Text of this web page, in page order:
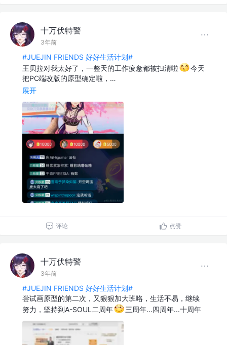
十万伏特警
3年前
#JUEJIN FRIENDS 好好生活计划#
王贝拉对我太好了，一整天的工作疲惫都被扫清啦
今天
把PC端改版的原型确定啦，…
展开
评论 点赞
十万伏特警
3年前
#JUEJIN FRIENDS 好好生活计划#
尝试画原型的第二次，又狠狠加大班咯，生活不易，继续
努力，坚持到A-SOUL二周年
三周年...四周年...十周年